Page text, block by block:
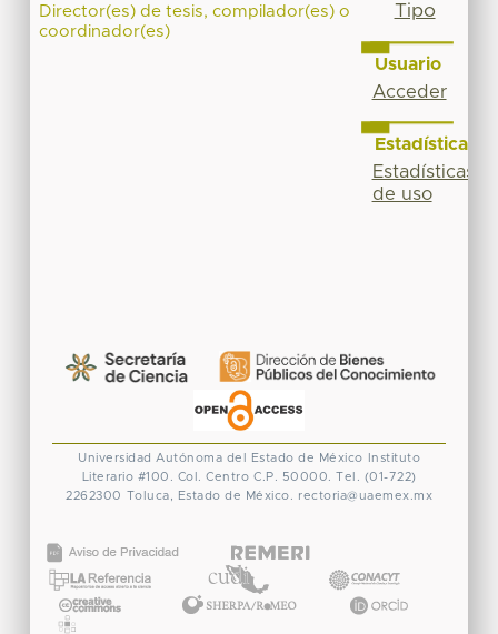
Director(es) de tesis, compilador(es) o
coordinador(es)
Tipo
Usuario
Acceder
Estadísticas
Estadísticas
de uso
Universidad Autónoma del Estado de México
Instituto
Literario #100. Col. Centro C.P. 50000. Tel. (01-722)
2262300 Toluca, Estado de México. rectoria@uaemex.mx